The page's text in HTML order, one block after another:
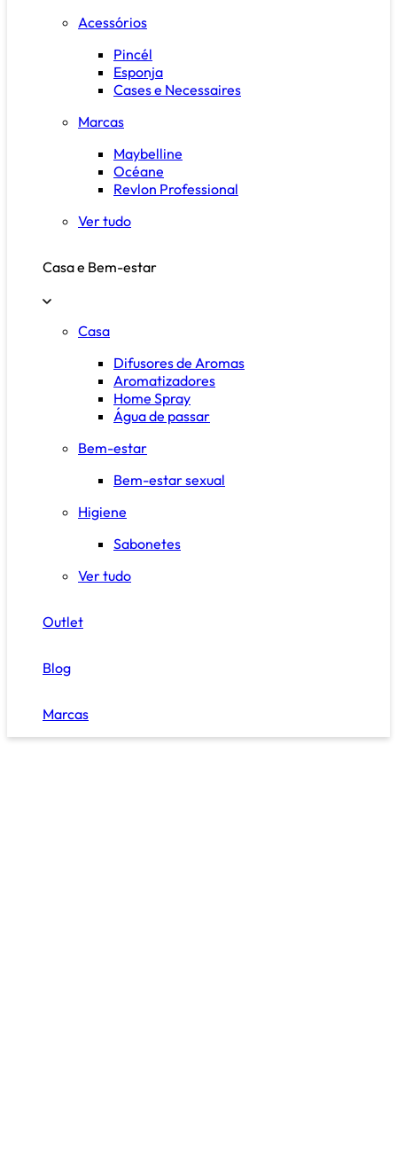
Acessórios
Pincél
Esponja
Cases e Necessaires
Marcas
Maybelline
Océane
Revlon Professional
Ver tudo
Casa e Bem-estar
Casa
Difusores de Aromas
Aromatizadores
Home Spray
Água de passar
Bem-estar
Bem-estar sexual
Higiene
Sabonetes
Ver tudo
Outlet
Blog
Marcas